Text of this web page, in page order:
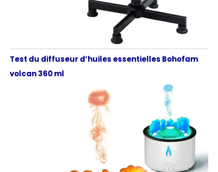
Test du diffuseur d’huiles essentielles Bohofam
volcan 360 ml